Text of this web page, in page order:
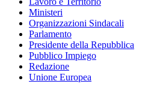
Ministeri
Organizzazioni Sindacali
Parlamento
Presidente della Repubblica
Pubblico Impiego
Redazione
Unione Europea